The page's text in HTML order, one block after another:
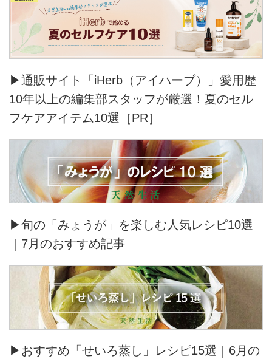
▶通販サイト「iHerb（アイハーブ）」愛用歴
10年以上の編集部スタッフが厳選！夏のセル
フケアアイテム10選［PR］
▶旬の「みょうが」を楽しむ人気レシピ10選
｜7月のおすすめ記事
▶おすすめ「せいろ蒸し」レシピ15選｜6月の